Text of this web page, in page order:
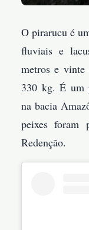
O pirarucu é
fluviais e
metros e vinte
330 kg. É um
na bacia
peixes foram
Redenção.